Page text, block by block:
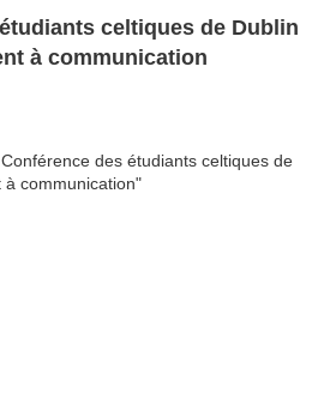
celtiques de Dublin
à communication